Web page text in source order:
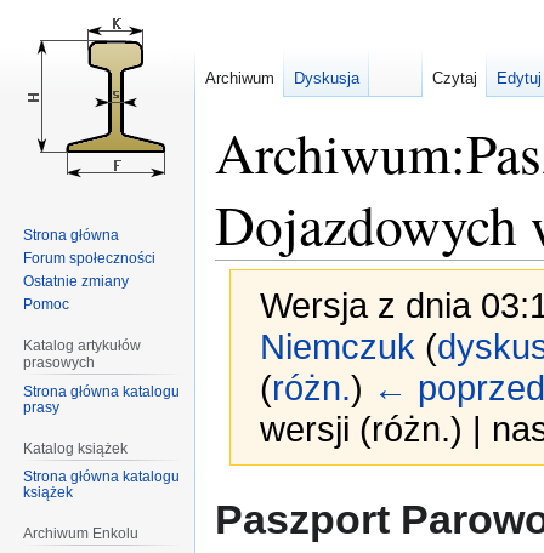
Dojazdowych
Wersja z dnia
Niemczuk (
(różn.) ←
wersji (różn.) |
do
do
Paszport
Archiwum Dyskusja Czytaj
Strona główna
Forum społeczności
Ostatnie zmiany
Pomoc
Katalog artykułów
prasowych
Strona główna katalogu
prasy
Katalog książek
Strona główna katalogu
książek
Archiwum Enkolu